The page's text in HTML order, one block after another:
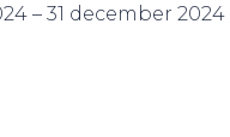
– 31 december 2024